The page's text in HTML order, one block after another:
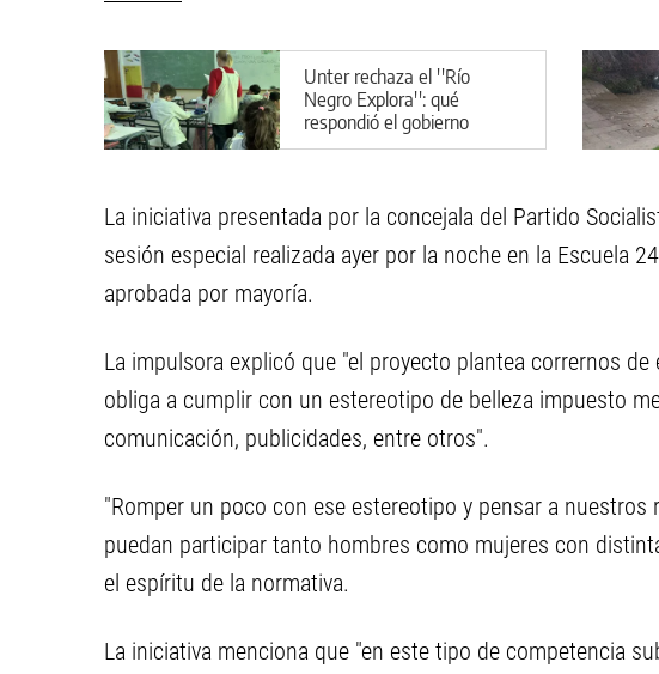
Unter rechaza el ''Río
Negro Explora'': qué
respondió el gobierno
provincial
La iniciativa presentada por la concejala del Partido
sesión especial realizada ayer por la noche en la Escuela
aprobada por mayoría.
La impulsora explicó que "el proyecto plantea corrernos
obliga a cumplir con un estereotipo de belleza impuesto
comunicación, publicidades, entre otros".
"Romper un poco con ese estereotipo y pensar a
puedan participar tanto hombres como mujeres con
el espíritu de la normativa.
La iniciativa menciona que "en este tipo de competencia